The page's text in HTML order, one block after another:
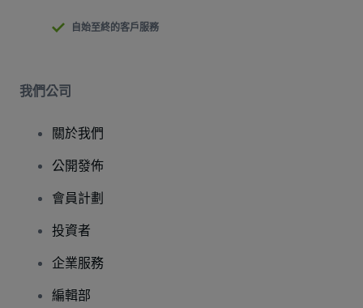
自始至終的客戶服務
我們公司
關於我們
公開發佈
會員計劃
投資者
企業服務
編輯部